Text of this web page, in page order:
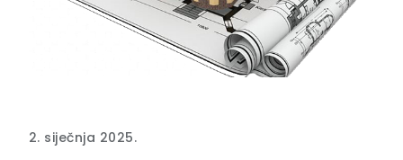
2. siječnja 2025.